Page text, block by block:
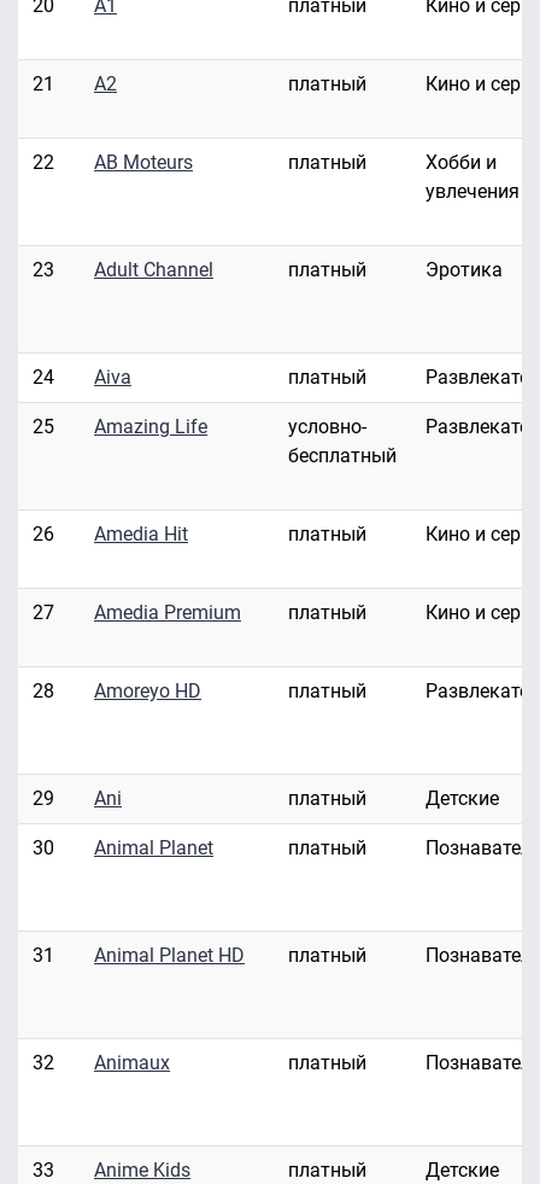
20 A1 платный Кино и
21 A2 платный Кино и
22 AB Moteurs платный
Хобби и
увлечения
23 Adult Channel платный Эротика
24 Aiva платный
25 Amazing Life
условно-
бесплатный
26 Amedia Hit платный Кино и
27 Amedia Premium платный Кино и
28 Amoreyo HD платный
29 Ani платный Детские
30 Animal Planet платный
31 Animal Planet HD платный
32 Animaux платный
33 Anime Kids платный Детские